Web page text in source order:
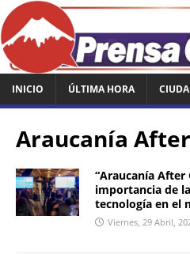
INICIO ÚLTIMA HORA
Araucanía
“Araucanía After
importancia de
tecnología en el
Viernes, 29 Abril,